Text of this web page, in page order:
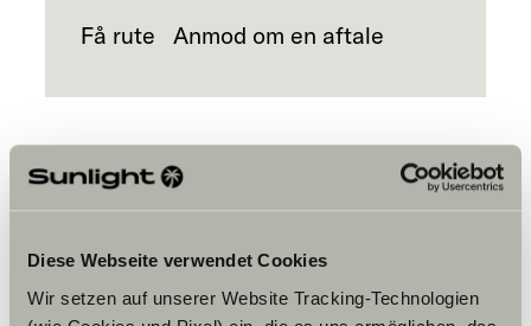
Diese Webseite verwendet Cookies
Wir setzen auf unserer Website Tracking-Technologien
Få rute Anmod om en aftale
Accepter venligst
marketingcookies for at se
indholdet.